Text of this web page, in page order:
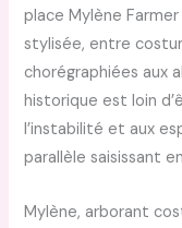
place Mylène
stylisée, entre
chorégraphiées aux
historique est loin
l’instabilité et aux
parallèle saisissant
Mylène, arborant